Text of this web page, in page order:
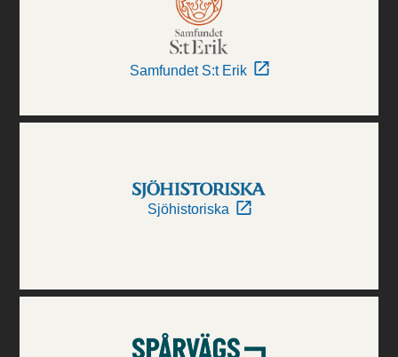
Samfundet S:t Erik
Sjöhistoriska